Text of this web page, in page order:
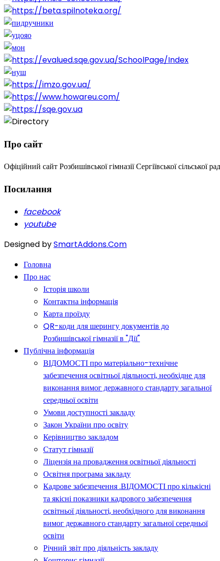
Про сайт
Офіційний сайт Розбишівської гімназії Сергіївської сільської
Посилання
facebook
youtube
Designed bySmartAddons.Com
Головна
Про нас
Історія школи
Контактна інформація
Карта проїзду
QR-коди для шерингу документів до
Розбишівської гімназії в "Дії"
Публічна інформація
ВІДОМОСТІ про матеріально-технічне
забезпечення освітньої діяльності, необхідне для
виконання вимог державного стандарту загальної
середньої освіти
Умови доступності закладу
Закон України про освіту
Керівництво закладом
Статут гімназії
Ліцензія на провадження освітньої діяльності
Освітня програма закладу
Кадрове забезпечення .ВІДОМОСТІ про кількісні
та якісні показники кадрового забезпечення
освітньої діяльності, необхідного для виконання
вимог державного стандарту загальної середньої
освіти
Річний звіт про діяльність закладу